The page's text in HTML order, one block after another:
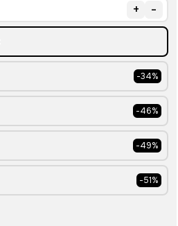
+ -
-34%
-46%
-49%
-51%